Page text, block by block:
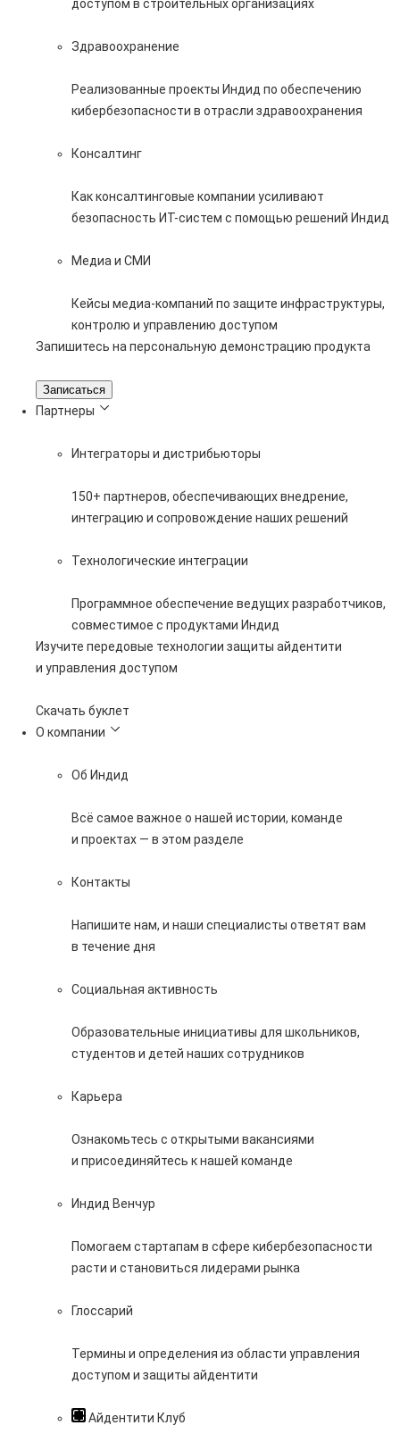
доступом в строительных организациях
Здравоохранение
Реализованные проекты Индид по обеспечению
кибербезопасности в отрасли здравоохранения
Консалтинг
Как консалтинговые компании усиливают
безопасность ИТ-систем с помощью решений Индид
Медиа и СМИ
Кейсы медиа-компаний по защите инфраструктуры,
контролю и управлению доступом
Запишитесь на персональную демонстрацию продукта
Записаться
Партнеры
Интеграторы и дистрибьюторы
150+ партнеров, обеспечивающих внедрение,
интеграцию и сопровождение наших решений
Технологические интеграции
Программное обеспечение ведущих разработчиков,
совместимое с продуктами Индид
Изучите передовые технологии защиты айдентити
и управления доступом
Скачать буклет
О компании
Об Индид
Всё самое важное о нашей истории, команде
и проектах — в этом разделе
Контакты
Напишите нам, и наши специалисты ответят вам
в течение дня
Социальная активность
Образовательные инициативы для школьников,
студентов и детей наших сотрудников
Карьера
Ознакомьтесь с открытыми вакансиями
и присоединяйтесь к нашей команде
Индид Венчур
Помогаем стартапам в сфере кибербезопасности
расти и становиться лидерами рынка
Глоссарий
Термины и определения из области управления
доступом и защиты айдентити
Айдентити Клуб